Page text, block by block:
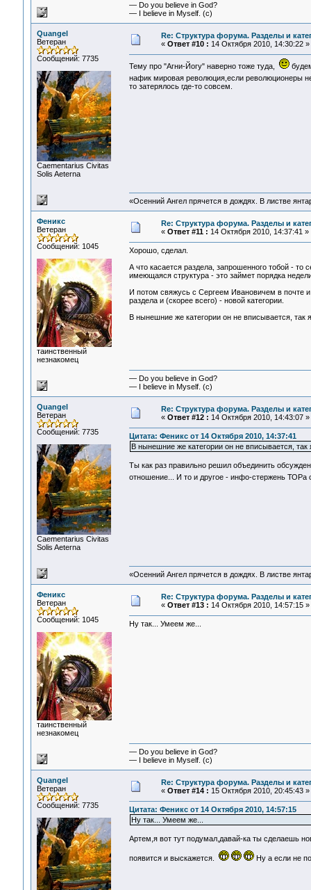
— Do you believe in God?
— I believe in Myself. (c)
Quangel
Ветеран
Сообщений: 7735
Сaementarius Civitas
Solis Aeterna
Re: Структура форума. Разделы и
« Ответ #10 : 14 Октября 2010, 14:30:22 »
Тему про "Агни-Йогу" наверно тоже туда,
нафик мировая революция,если революционеры
то затерялось где-то совсем.
«Осенний Ангел прячется в дождях. В листве
Феникс
Ветеран
Сообщений: 1045
таинственный
незнакомец
Re: Структура форума. Разделы и
« Ответ #11 : 14 Октября 2010, 14:37:41 »
Хорошо, сделал.
А что касается раздела, запрошенного тобой -
имеющаяся структура - это займет порядка
И потом свяжусь с Сергеем Ивановичем в почте
раздела и (скорее всего) - новой категории.
В нынешние же категории он не вписывается, так
— Do you believe in God?
— I believe in Myself. (c)
Quangel
Ветеран
Сообщений: 7735
Сaementarius Civitas
Solis Aeterna
Re: Структура форума. Разделы и
« Ответ #12 : 14 Октября 2010, 14:43:07 »
Цитата: Феникс от 14 Октября 2010, 14:37:41
В нынешние же категории он не вписывается, так
Ты как раз правильно решил объединить
отношение... И то и другое - инфо-стержень ТОРа
«Осенний Ангел прячется в дождях. В листве
Феникс
Ветеран
Сообщений: 1045
таинственный
незнакомец
Re: Структура форума. Разделы и
« Ответ #13 : 14 Октября 2010, 14:57:15 »
Ну так... Умеем же...
— Do you believe in God?
— I believe in Myself. (c)
Quangel
Ветеран
Сообщений: 7735
Re: Структура форума. Разделы и
« Ответ #14 : 15 Октября 2010, 20:45:43 »
Цитата: Феникс от 14 Октября 2010, 14:57:15
Ну так... Умеем же...
Артем,я вот тут подумал,давай-ка ты сделаешь
появится и выскажется. Ну а если не